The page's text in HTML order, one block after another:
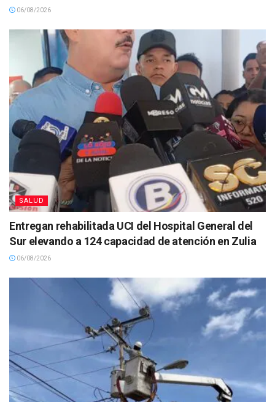
06/08/2026
SALUD
Entregan rehabilitada UCI del Hospital General del
Sur elevando a 124 capacidad de atención en Zulia
06/08/2026